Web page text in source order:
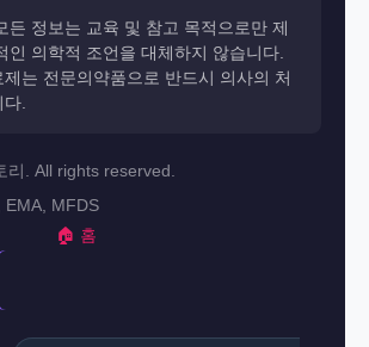
든 정보는 교육 및 참고 목적으로만 제
인 의학적 조언을 대체하지 않습니다.
제는 전문의약품으로 반드시 의사의 처
.
. All rights reserved.
EMA, MFDS
🏠 홈